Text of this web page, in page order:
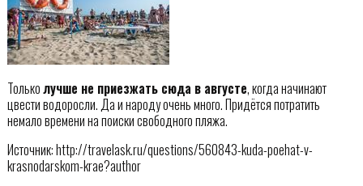
Тольколучше не приезжать сюда в августе, когда начинают
цвести водоросли. Да и народу очень много. Придётся потратить
немало времени на поиски свободного пляжа.
Источник: http://travelask.ru/questions/560843-kuda-poehat-v-
krasnodarskom-krae?author